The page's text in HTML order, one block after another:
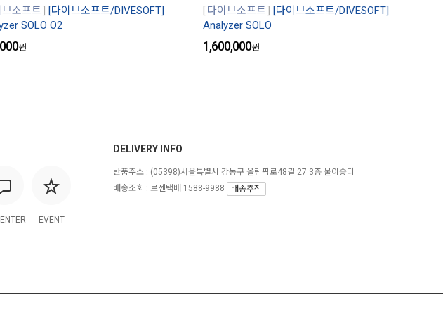
브소프트
[다이브소프트/DIVESOFT]
SOLO O2
원
다이브소프트
[다이브소프트/DIVESOFT]
Analyzer SOLO
1,600,000원
EVENT
DELIVERY INFO
반품주소 : (05398)서울특별시 강동구 올림픽로48길 27 3층 물이좋다
배송조회 : 로젠택배 1588-9988
배송추적